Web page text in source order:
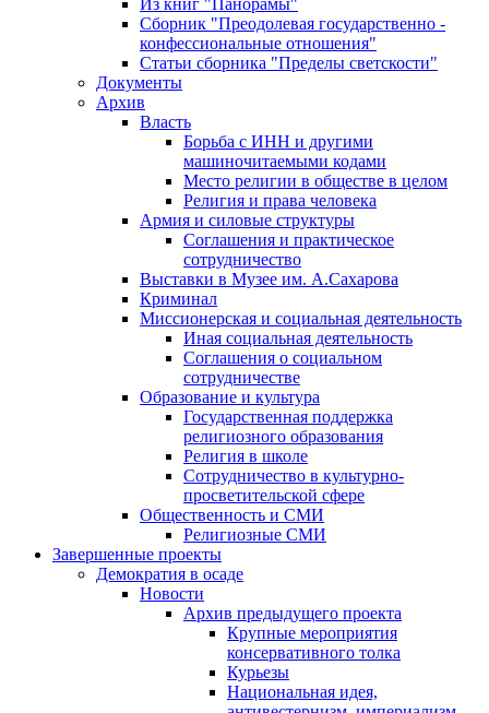
Из книг "Панорамы"
Сборник "Преодолевая государственно -
конфессиональные отношения"
Статьи сборника "Пределы светскости"
Документы
Архив
Власть
Борьба с ИНН и другими
машиночитаемыми кодами
Место религии в обществе в целом
Религия и права человека
Армия и силовые структуры
Соглашения и практическое
сотрудничество
Выставки в Музее им. А.Сахарова
Криминал
Миссионерская и социальная деятельность
Иная социальная деятельность
Соглашения о социальном
сотрудничестве
Образование и культура
Государственная поддержка
религиозного образования
Религия в школе
Сотрудничество в культурно-
просветительской сфере
Общественность и СМИ
Религиозные СМИ
Завершенные проекты
Демократия в осаде
Новости
Архив предыдущего проекта
Крупные мероприятия
консервативного толка
Курьезы
Национальная идея,